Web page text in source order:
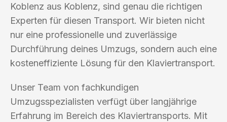
Koblenz aus Koblenz, sind genau die richtigen
Experten für diesen Transport. Wir bieten nicht
nur eine professionelle und zuverlässige
Durchführung deines Umzugs, sondern auch eine
kosteneffiziente Lösung für den Klaviertransport.
Unser Team von fachkundigen
Umzugsspezialisten verfügt über langjährige
Erfahrung im Bereich des Klaviertransports. Mit